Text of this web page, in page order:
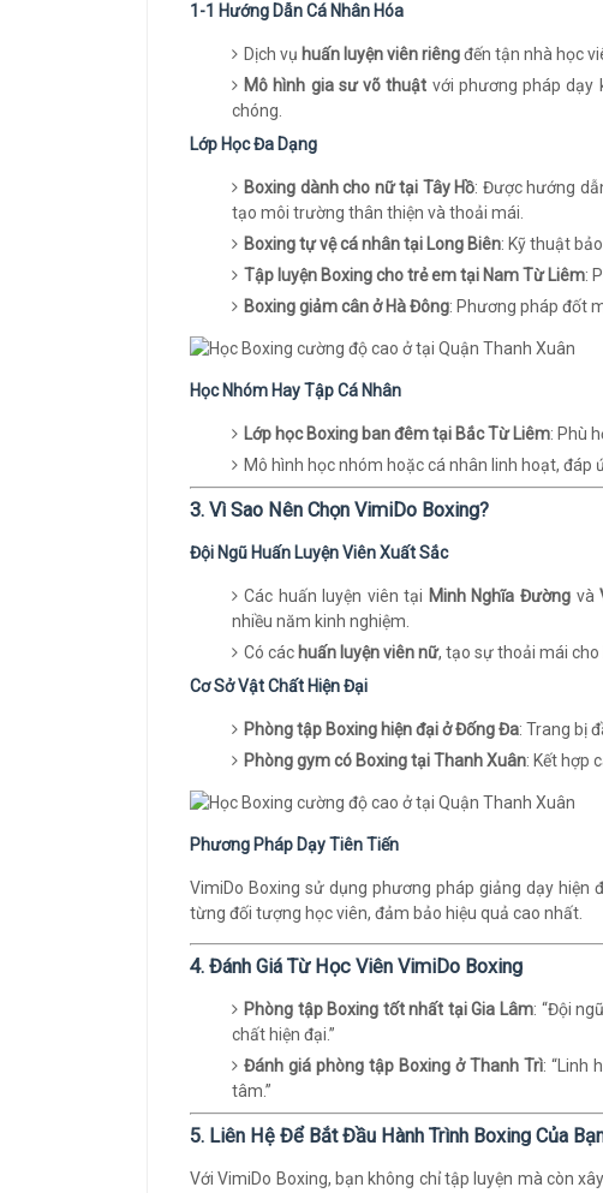
1-1 Hướng Dẫn Cá Nhân Hóa
Dịch vụ huấn luyện viên riêngđến tận nhà học
Mô hình gia sư võ thuật với phương pháp dạy
chóng.
Lớp Học Đa Dạng
Boxing dành cho nữ tại Tây Hồ: Được hướng
tạo môi trường thân thiện và thoải mái.
Boxing tự vệ cá nhân tại Long Biên: Kỹ thuật
Tập luyện Boxing cho trẻ em tại Nam Từ Liêm:
Boxing giảm cân ở Hà Đông: Phương pháp đốt
Học Nhóm Hay Tập Cá Nhân
Lớp học Boxing ban đêm tại Bắc Từ Liêm: Phù
Mô hình học nhóm hoặc cá nhân linh hoạt, đáp
3. Vì Sao Nên Chọn VimiDo Boxing?
Đội Ngũ Huấn Luyện Viên Xuất Sắc
Các huấn luyện viên tại Minh Nghĩa Đường và
nhiều năm kinh nghiệm.
Có các huấn luyện viên nữ, tạo sự thoải mái
Cơ Sở Vật Chất Hiện Đại
Phòng tập Boxing hiện đại ở Đống Đa: Trang bị
Phòng gym có Boxing tại Thanh Xuân: Kết hợp
Phương Pháp Dạy Tiên Tiến
VimiDo Boxing sử dụng phương pháp giảng dạy hiện
từng đối tượng học viên, đảm bảo hiệu quả cao nhất.
4. Đánh Giá Từ Học Viên VimiDo Boxing
Phòng tập Boxing tốt nhất tại Gia Lâm: “Đội
chất hiện đại.”
Đánh giá phòng tập Boxing ở Thanh Trì: “Linh
tâm.”
5. Liên Hệ Để Bắt Đầu Hành Trình Boxing Của
Với VimiDo Boxing, bạn không chỉ tập luyện mà còn